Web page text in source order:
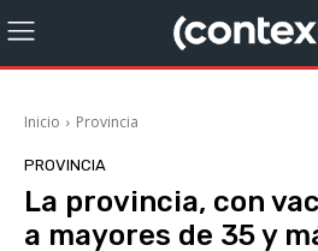
Inicio Provincia
PROVINCIA
La provincia, con
a mayores de 35 y